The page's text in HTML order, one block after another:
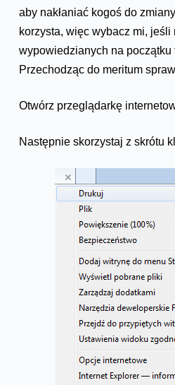
aby nakłaniać kogoś do
korzysta, więc wybacz mi,
wypowiedzianych na początku
Przechodząc do meritum
Otwórz przeglądarkę
Następnie skorzystaj z skrótu